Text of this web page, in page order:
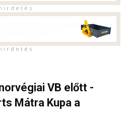
i r d e t é s
i r d e t é s
VB előtt -
Mátra Kupa a